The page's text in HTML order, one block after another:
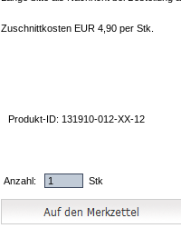
Zuschnittkosten EUR 4,90 per Stk.
Produkt-ID: 131910-012-XX-12
Anzahl: Stk